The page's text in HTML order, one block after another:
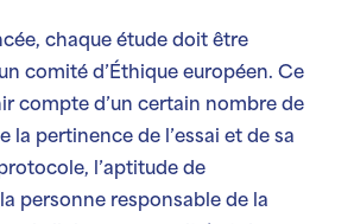
chaque étude doit être
comité d’Éthique européen. Ce
compte d’un certain nombre de
la pertinence de l’essai et de sa
l’aptitude de
personne responsable de la